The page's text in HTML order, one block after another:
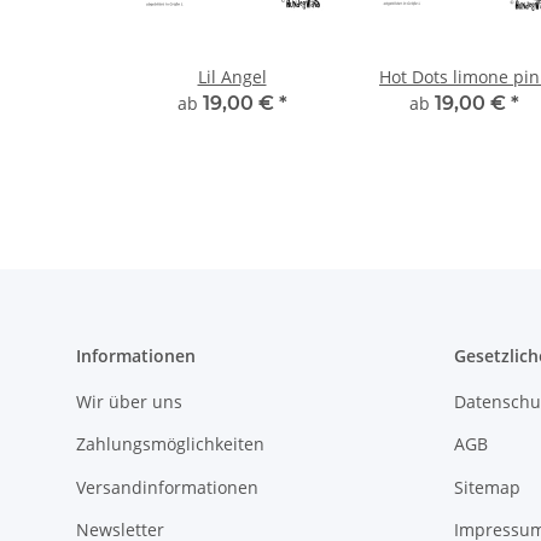
Lil Angel
ab 19,00 € *
Hot Dots limone
ab 19,00 € *
Informationen
Wir über uns
Zahlungsmöglichkeiten
Versandinformationen
Newsletter
AGB
Sitemap